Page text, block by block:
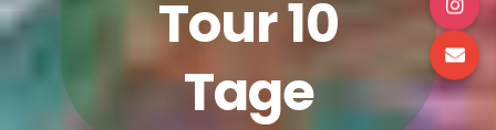
Tour 10
Tage